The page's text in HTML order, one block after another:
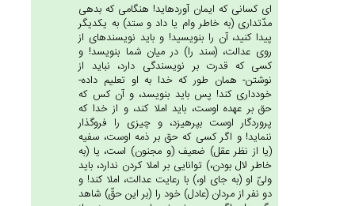
اى كسانى كه ايمان آورده‏ايد! هنگامى كه بدهى
مدّت‏دارى (به خاطر وام يا داد و ستد) به يكديگر
پيدا كنيد، آن را بنويسيد! و بايد نويسنده‏اى از
روى عدالت، (سند را) در ميان شما بنويسد! و
كسى كه قدرت بر نويسندگى دارد، نبايد از
نوشتن- همان طور كه خدا به او تعليم داده-
خوددارى كند! پس بايد بنويسد، و آن كس كه
حق بر عهده اوست، بايد املا كند، و از خدا كه
پروردگار اوست بپرهيزد، و چيزى را فروگذار
ننمايد! و اگر كسى كه حق بر ذمه اوست، سفيه
(يا از نظر عقل) ضعيف (و مجنون) است، يا (به
خاطر لال بودن،) توانايى بر املا كردن ندارد، بايد
ولىّ او (به جاى او،) با رعايت عدالت، املا كند! و
دو نفر از مردان (عادل) خود را (بر اين حقّ) شاهد